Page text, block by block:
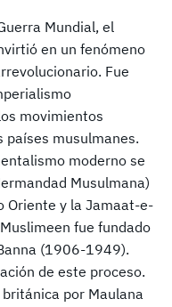
Mundial, el
en un fenómeno
Fue
movimientos
países musulmanes.
moderno se
Musulmana)
Oriente y la Jamaat-e-
fue fundado
(1906-1949).
de este proceso.
por Maulana